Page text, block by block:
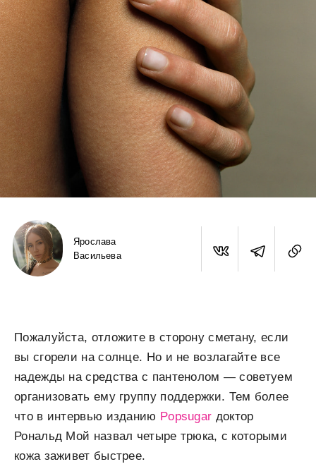
Ярослава
Васильева
Пожалуйста, отложите в сторону сметану, если
вы сгорели на солнце. Но и не возлагайте все
надежды на средства с пантенолом — советуем
организовать ему группу поддержки. Тем более
что в интервью изданию Popsugar доктор
Рональд Мой назвал четыре трюка, с которыми
кожа заживет быстрее.